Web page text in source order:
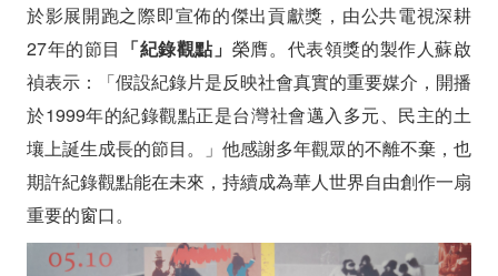
於影展開跑之際即宣佈的傑出貢獻獎，由公共電視深耕
27年的節目 「紀錄觀點」 榮膺。代表領獎的製作人蘇啟
禎表示：
「假設紀錄片是反映社會真實的重要媒介，開播
於1999年的紀錄觀點正是台灣社會邁入多元、民主的土
壤上誕生成長的節目。」他感謝多年觀眾的不離不棄，也
期許紀錄觀點能在未來，持續成為華人世界自由創作一扇
重要的窗口。